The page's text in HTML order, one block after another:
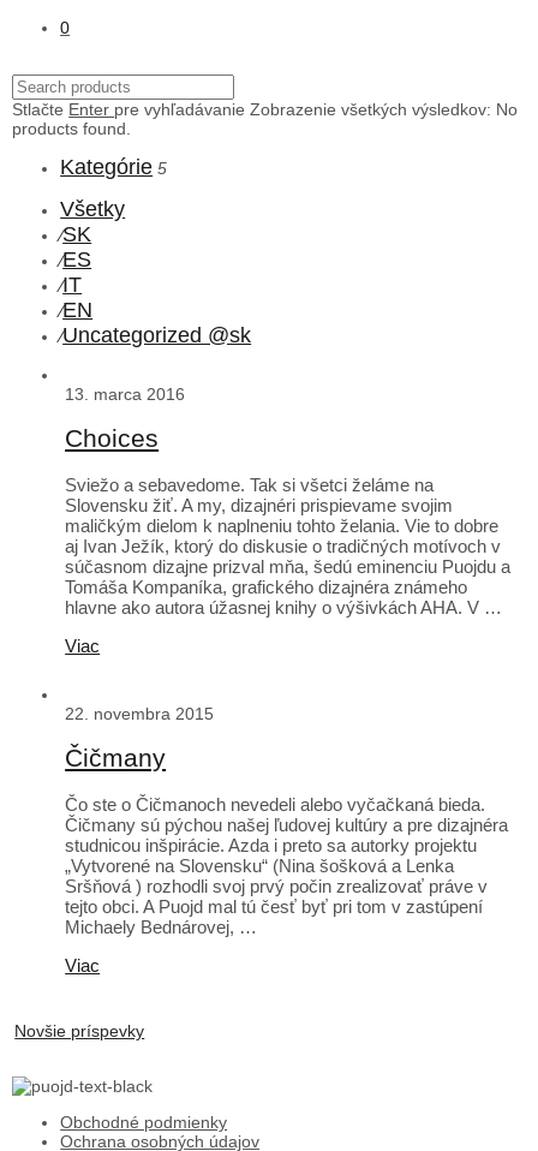
0
Stlačte Enter pre vyhľadávanie Zobrazenie všetkých výsledkov: No
products found.
Kategórie 5
Všetky
⁄SK
⁄ES
⁄IT
⁄EN
⁄Uncategorized @sk
13. marca 2016
Choices
Sviežo a sebavedome. Tak si všetci želáme na
Slovensku žiť. A my, dizajnéri prispievame svojim
maličkým dielom k naplneniu tohto želania. Vie to dobre
aj Ivan Ježík, ktorý do diskusie o tradičných motívoch v
súčasnom dizajne prizval mňa, šedú eminenciu Puojdu a
Tomáša Kompaníka, grafického dizajnéra známeho
hlavne ako autora úžasnej knihy o výšivkách AHA. V …
Viac
22. novembra 2015
Čičmany
Čo ste o Čičmanoch nevedeli alebo vyčačkaná bieda.
Čičmany sú pýchou našej ľudovej kultúry a pre dizajnéra
studnicou inšpirácie. Azda i preto sa autorky projektu
„Vytvorené na Slovensku“ (Nina šošková a Lenka
Sršňová ) rozhodli svoj prvý počin zrealizovať práve v
tejto obci. A Puojd mal tú česť byť pri tom v zastúpení
Michaely Bednárovej, …
Viac
Novšie príspevky
Obchodné podmienky
Ochrana osobných údajov